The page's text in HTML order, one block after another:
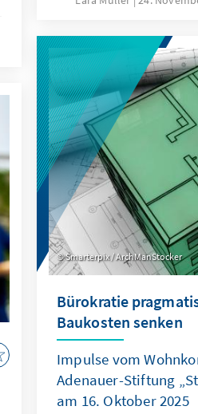
Südchinesischen
Recht zur Machtfrage
verdeutlichen: Wo
geraten Europas
die regelbasierte
Smarterpix / ArchManStocker
Bürokratie
Baukosten senken
Impulse vom
Adenauer-Stiftung
am 16. Oktober 2025